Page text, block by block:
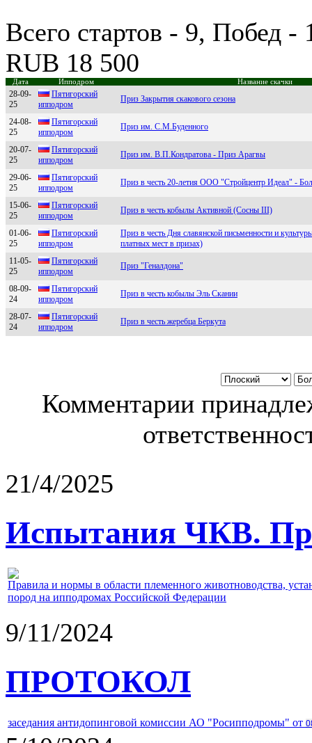
Всего стартов - 9, Побед
RUB 18 500
Дата Ипподром Название скачки
28-09-
25
Пятигopcкий
иппoдpoм
Приз Закрытия скакового сезона
24-08-
25
Пятигopcкий
иппoдpoм
Приз им. С.М.Буденного
20-07-
25
Пятигоpcкий
ипподpом
Приз им. В.П.Кондратова - Приз Арагвы
29-06-
25
Пятигopский
иппoдpoм
Приз в честь 20-летия ООО "Стройцентр Идеал" -
15-06-
25
Пятигорcкий
ипподром
Приз в честь кобылы Активной (Сосны III)
01-06-
25
Пятигорский
ипподром
Приз в честь Дня славянской письменности и
платных мест в призах)
11-05-
25
Пятигoрcкий
иппoдрoм
Приз "Геналдона"
08-09-
24
Пятигopcкий
иппoдpoм
Приз в честь кобылы Эль Скании
28-07-
24
Пятигоpский
ипподpом
Приз в честь жеребца Беркута
Комментарии
21/4/2025
Испытания ЧКВ.
Правила и нормы в области племенного животноводства,
пород на ипподромах Российской Федерации
9/11/2024
ПРОТОКОЛ
заседания антидопинговой комиссии АО "Росипподромы" от